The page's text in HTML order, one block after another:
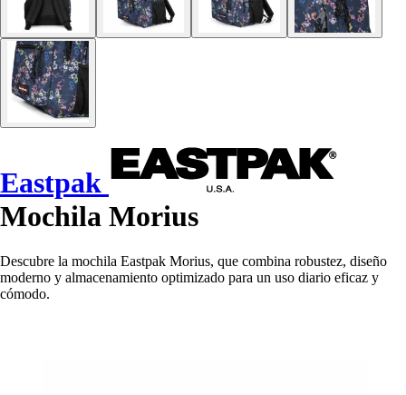
Eastpak
Mochila Morius
Descubre la mochila Eastpak Morius, que combina robustez, diseño
moderno y almacenamiento optimizado para un uso diario eficaz y
cómodo.